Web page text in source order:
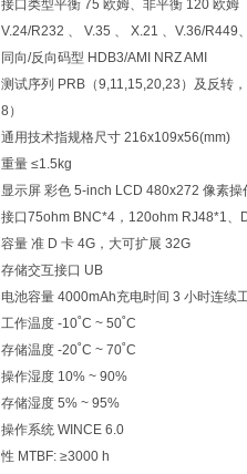
接口类型平衡 75 欧姆、非平衡 120 欧姆
V.24/R232 、 V.35 、 X.21 、V.36/
同向/反向码型 HDB3/AMI NRZ AMI
测试序列 PRB（9,11,15,20,23）及反转
8）
通用技术指规格尺寸 216x109x56(mm)
重量 ≤1.5kg
显示屏 彩色 5‐inch LCD 480x272 像素操
接口75ohm BNC*4，120ohm RJ48*1、
容量 准 D 卡 4G，大可扩展 32G
存储交互接口 UB
电池容量 4000mAh充电时间 3 小时连续
工作温度 ‐10˚C ~ 50˚C
存储温度 ‐20˚C ~ 70˚C
操作湿度 10% ~ 90%
存储湿度 5% ~ 95%
操作系统 WINCE 6.0
性 MTBF: ≥3000 h